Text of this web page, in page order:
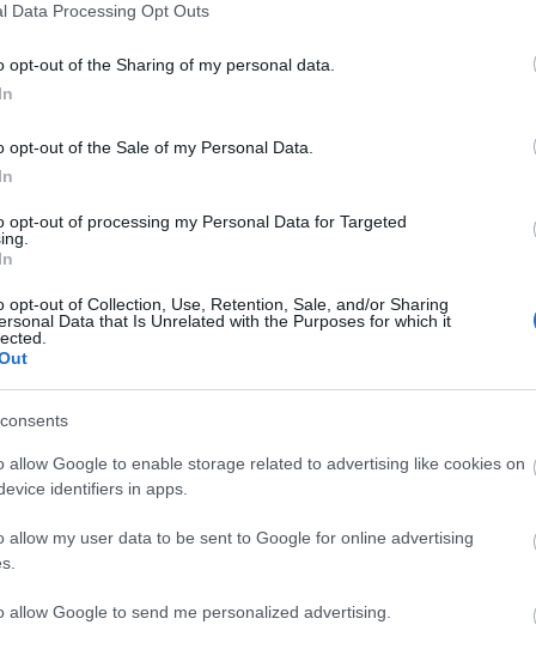
Data Processing Opt Outs
opt-out of the Sharing of my personal data.
opt-out of the Sale of my Personal Data.
opt-out of processing my Personal Data for Targeted
opt-out of Collection, Use, Retention, Sale, and/or Sharing
Data that Is Unrelated with the Purposes for which it
allow Google to enable storage related to advertising like cookies on
identifiers in apps.
allow my user data to be sent to Google for online advertising
allow Google to send me personalized advertising.
NOW
- Θέσπιση ενός κοινού ορισμού του
στην ΕΕ
στην
των ευρωβουλευτών
στην αίθουσα ήταν απαράβατος κανόνας. Αυτό
τις γυναίκες που βρίσκονταν στο στάδιο της